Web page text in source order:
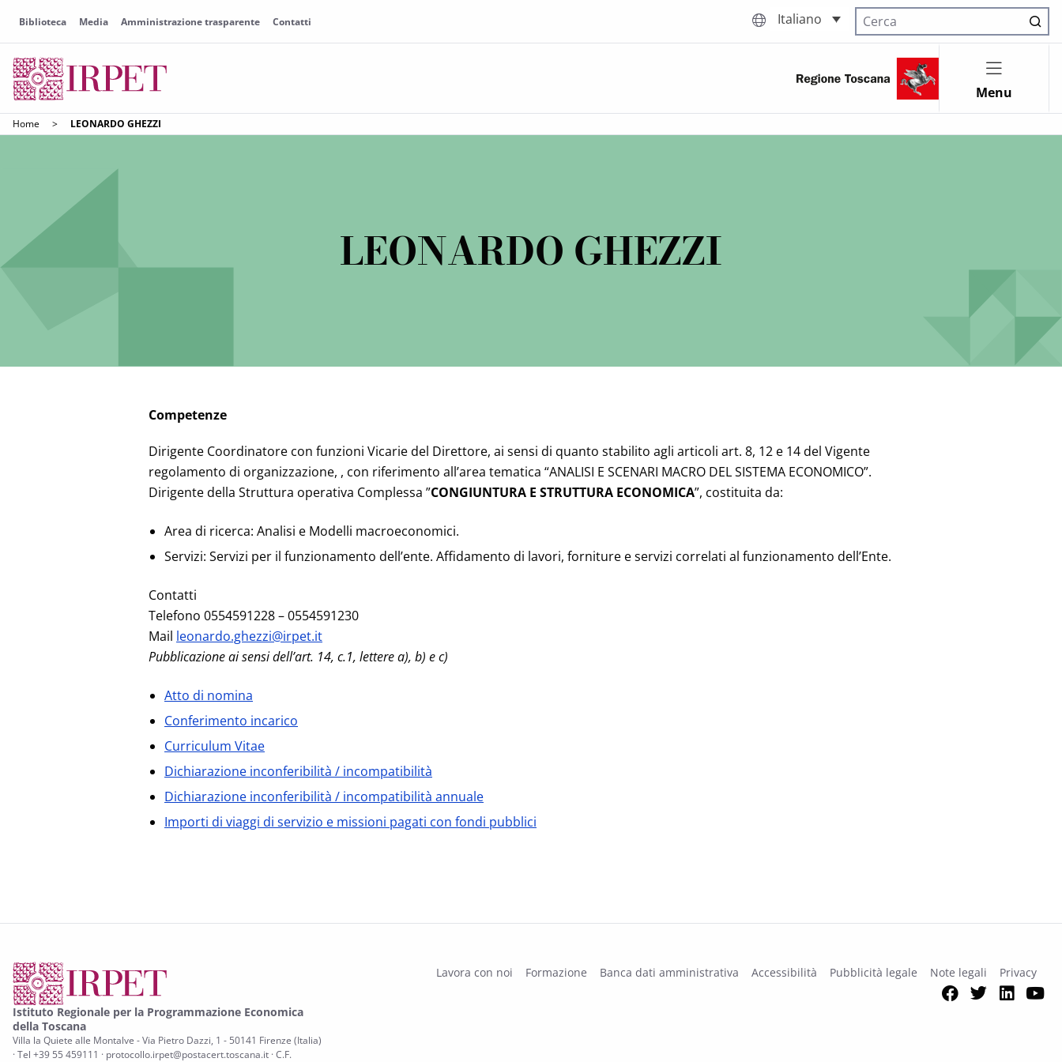
Biblioteca Media Amministrazione trasparente Contatti Italiano
Cerca nel sito
Menu
Home > LEONARDO GHEZZI
LEONARDO GHEZZI
Competenze
Dirigente Coordinatore con funzioni Vicarie del Direttore, ai sensi di quanto stabilito agli articoli art. 8, 12 e 14 del Vigente
regolamento di organizzazione, , con riferimento all’area tematica “ANALISI E SCENARI MACRO DEL SISTEMA ECONOMICO”.
Dirigente della Struttura operativa Complessa ”CONGIUNTURA E STRUTTURA ECONOMICA”, costituita da:
Area di ricerca: Analisi e Modelli macroeconomici.
Servizi: Servizi per il funzionamento dell’ente. Affidamento di lavori, forniture e servizi correlati al funzionamento dell’Ente.
Contatti
Telefono 0554591228 – 0554591230
Mail leonardo.ghezzi@irpet.it
Pubblicazione ai sensi dell’art. 14, c.1, lettere a), b) e c)
Atto di nomina
Conferimento incarico
Curriculum Vitae
Dichiarazione inconferibilità / incompatibilità
Dichiarazione inconferibilità / incompatibilità annuale
Importi di viaggi di servizio e missioni pagati con fondi pubblici
Istituto Regionale per la Programmazione Economica
della Toscana
Villa la Quiete alle Montalve - Via Pietro Dazzi, 1 - 50141 Firenze (Italia)
· Tel +39 55 459111 · protocollo.irpet@postacert.toscana.it · C.F.
Lavora con noi Formazione Banca dati amministrativa Accessibilità Pubblicità legale Note legali Privacy
Facebook
Twitter